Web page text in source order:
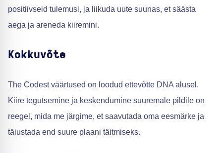
positiivseid tulemusi, ja liikuda uute suunas, et säästa
aega ja areneda kiiremini.
Kokkuvõte
The Codest väärtused on loodud ettevõtte DNA alusel.
Kiire tegutsemine ja keskendumine suuremale pildile on
reegel, mida me järgime, et saavutada oma eesmärke ja
täiustada end suure plaani täitmiseks.